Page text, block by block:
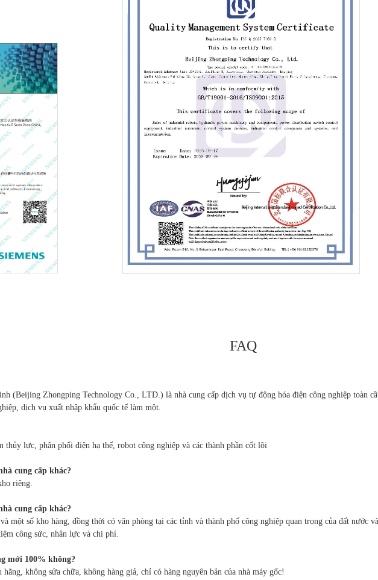
FAQ
(Beijing Zhongping Technology Co., LTD.) là nhà cung cấp dịch vụ tự động hóa điện công nghiệp toàn
dịch vụ xuất nhập khẩu quốc tế làm một.
thủy lực, phân phối điện hạ thế, robot công nghiệp và các thành phần cốt lõi
cung cấp khác?
riêng.
cung cấp khác?
một số kho hàng, đồng thời có văn phòng tại các tỉnh và thành phố công nghiệp quan trọng của đất nước
công sức, nhân lực và chi phí.
mới 100% không?
không sửa chữa, không hàng giả, chỉ có hàng nguyên bản của nhà máy gốc!